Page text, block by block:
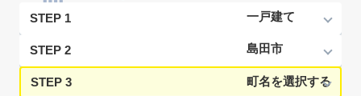
STEP 1
STEP 2
STEP 3